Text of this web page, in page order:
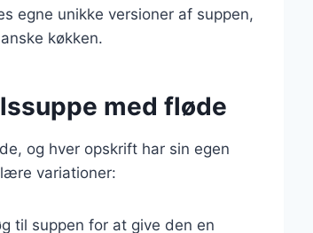
egne unikke versioner af suppen,
køkken.
med fløde
og hver opskrift har sin egen
variationer:
til suppen for at give den en